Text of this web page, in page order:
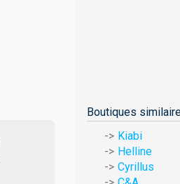
Boutiques
Kiabi
Helline
Cyrillus